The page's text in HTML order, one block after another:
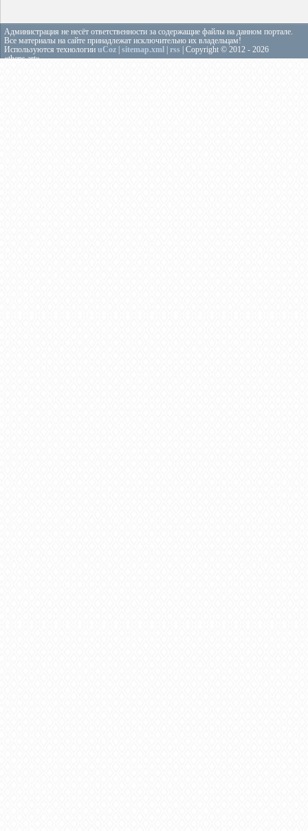
Администрация не несёт ответственности за содержащие файлы на данном портале.
Все материалы на сайте принадлежат исключительно их владельцам!
Используются технологии uCoz sitemap.xml rss | Copyright © 2012 - 2026
«theps.art»